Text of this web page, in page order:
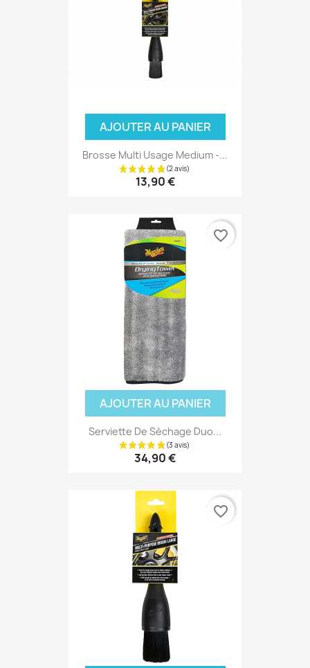
AJOUTER AU PANIER
Brosse Multi Usage Medium -...
13,90 €
AJOUTER AU PANIER
Serviette De Séchage Duo...
34,90 €
favorite_border
favorite_border